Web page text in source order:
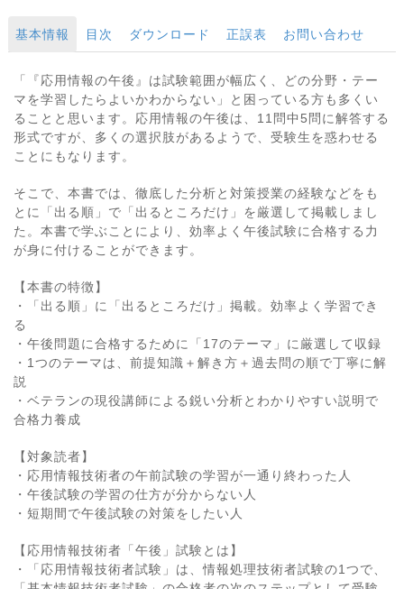
基本情報 目次 ダウンロード 正誤表 お問い合わせ
「『応用情報の午後』は試験範囲が幅広く、どの分野・テー
マを学習したらよいかわからない」と困っている方も多くい
ることと思います。応用情報の午後は、11問中5問に解答する
形式ですが、多くの選択肢があるようで、受験生を惑わせる
ことにもなります。
そこで、本書では、徹底した分析と対策授業の経験などをも
とに「出る順」で「出るところだけ」を厳選して掲載しまし
た。本書で学ぶことにより、効率よく午後試験に合格する力
が身に付けることができます。
【本書の特徴】
・「出る順」に「出るところだけ」掲載。効率よく学習でき
る
・午後問題に合格するために「17のテーマ」に厳選して収録
・1つのテーマは、前提知識＋解き方＋過去問の順で丁寧に解
説
・ベテランの現役講師による鋭い分析とわかりやすい説明で
合格力養成
【対象読者】
・応用情報技術者の午前試験の学習が一通り終わった人
・午後試験の学習の仕方が分からない人
・短期間で午後試験の対策をしたい人
【応用情報技術者「午後」試験とは】
・「応用情報技術者試験」は、情報処理技術者試験の1つで、